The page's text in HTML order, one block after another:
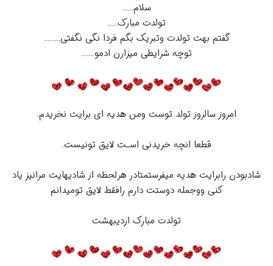
سلام……
تولدت مبارک…..
گفتم بهت تولدت وتبریک بگم فردا نگی نگفتی………
توچه شرایطی میزارن ادمو…….
امروز سالروز تولد توست ومن هدیه ای برایت نخریدم.
قطعا انچه خریدنی اسـت لایق تونیست.
شادبودن رابرایت هدیه میفرستمتادر هرلحظه از شادیهایت مرانیز یاد
کنی ووجمله دوستت دارم رافقط لایق تومیدانم
تولدت مبارک اردیبهشت